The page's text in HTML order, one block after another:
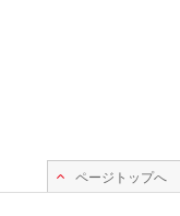
ページトップへ